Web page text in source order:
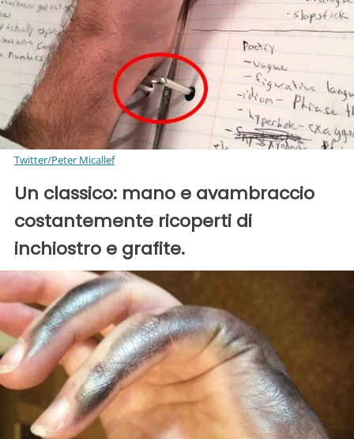
Twitter/Peter Micallef
Un classico: mano e avambraccio
costantemente ricoperti di
inchiostro e grafite.